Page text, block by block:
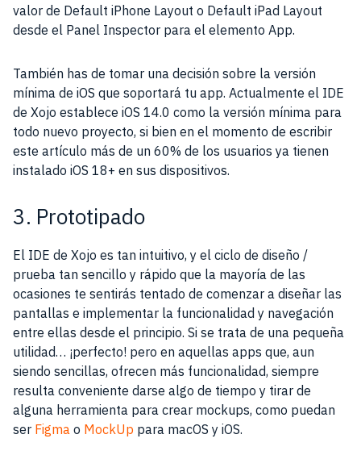
valor de Default iPhone Layout o Default iPad Layout
desde el Panel Inspector para el elemento App.
También has de tomar una decisión sobre la versión
mínima de iOS que soportará tu app. Actualmente el IDE
de Xojo establece iOS 14.0 como la versión mínima para
todo nuevo proyecto, si bien en el momento de escribir
este artículo más de un 60% de los usuarios ya tienen
instalado iOS 18+ en sus dispositivos.
3. Prototipado
El IDE de Xojo es tan intuitivo, y el ciclo de diseño /
prueba tan sencillo y rápido que la mayoría de las
ocasiones te sentirás tentado de comenzar a diseñar las
pantallas e implementar la funcionalidad y navegación
entre ellas desde el principio. Si se trata de una pequeña
utilidad… ¡perfecto! pero en aquellas apps que, aun
siendo sencillas, ofrecen más funcionalidad, siempre
resulta conveniente darse algo de tiempo y tirar de
alguna herramienta para crear mockups, como puedan
ser Figma o MockUp para macOS y iOS.